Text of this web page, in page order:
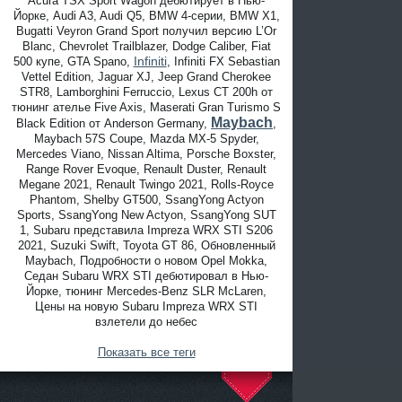
Йорке, Audi A3, Audi Q5, BMW 4-серии, BMW X1,
Bugatti Veyron Grand Sport получил версию L’Or
Blanc, Chevrolet Trailblazer, Dodge Caliber, Fiat
500 купе, GTA Spano, Infiniti, Infiniti FX Sebastian
Vettel Edition, Jaguar XJ, Jeep Grand Cherokee
STR8, Lamborghini Ferruccio, Lexus CT 200h от
тюнинг ателье Five Axis, Maserati Gran Turismo S
Black Edition от Anderson Germany, Maybach,
Maybach 57S Coupe, Mazda MX-5 Spyder,
Mercedes Viano, Nissan Altima, Porsche Boxster,
Range Rover Evoque, Renault Duster, Renault
Megane 2021, Renault Twingo 2021, Rolls-Royce
Phantom, Shelby GT500, SsangYong Actyon
Sports, SsangYong New Actyon, SsangYong SUT
1, Subaru представила Impreza WRX STI S206
2021, Suzuki Swift, Toyota GT 86, Обновленный
Maybach, Подробности о новом Opel Mokka,
Седан Subaru WRX STI дебютировал в Нью-
Йорке, тюнинг Mercedes-Benz SLR McLaren,
Цены на новую Subaru Impreza WRX STI
взлетели до небес
Показать все теги